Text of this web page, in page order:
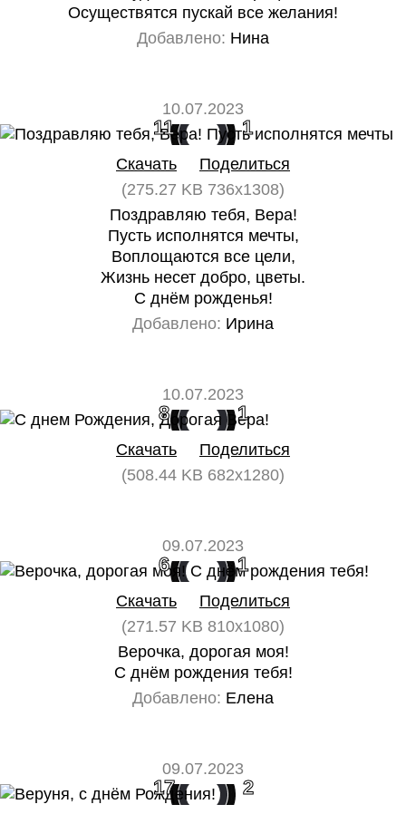
Осуществятся пускай все желания!
Добавлено: Нина
10.07.2023
11 1
Скачать
Поделиться
(275.27 KB 736x1308)
Поздравляю тебя, Вера!
Пусть исполнятся мечты,
Воплощаются все цели,
Жизнь несет добро, цветы.
С днём рожденья!
Добавлено: Ирина
10.07.2023
8 1
Скачать
Поделиться
(508.44 KB 682x1280)
09.07.2023
6 1
Скачать
Поделиться
(271.57 KB 810x1080)
Верочка, дорогая моя!
С днём рождения тебя!
Добавлено: Елена
09.07.2023
17 2